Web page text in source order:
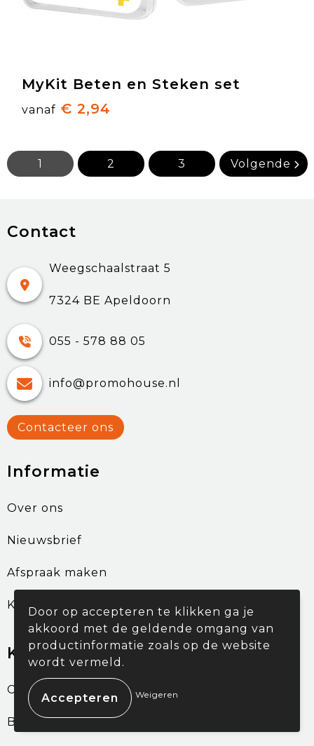
MyKit Beten en Steken set
vanaf € 2,94
1 2 3 Volgende
Contact
Weegschaalstraat 5
7324 BE Apeldoorn
055 - 578 88 05
info@promohouse.nl
Contacteer ons
Informatie
Over ons
Nieuwsbrief
Afspraak maken
Klantcases
Klantenservice
Contact
Betaalmethoden
Door op accepteren te klikken ga je
akkoord met de geldende omgang van
productinformatie zoals op de website
wordt vermeld.
Weigeren